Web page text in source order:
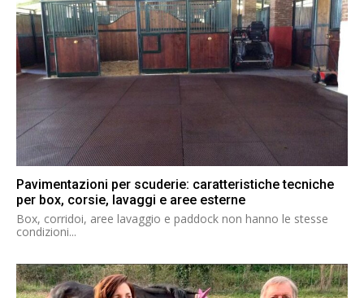
Pavimentazioni per scuderie: caratteristiche tecniche
per box, corsie, lavaggi e aree esterne
Box, corridoi, aree lavaggio e paddock non hanno le stesse
condizioni...